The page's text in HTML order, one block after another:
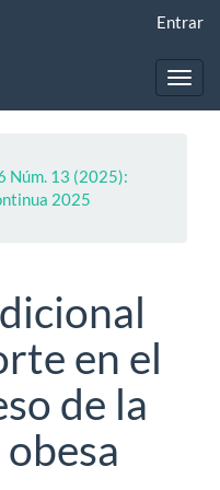
Entrar
Núm. 13 (2025):
2025
en el
de la